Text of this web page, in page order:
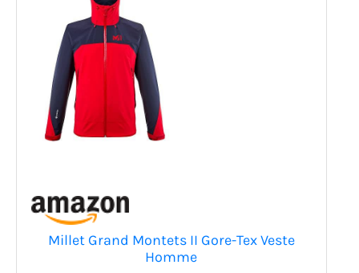
Millet Grand Montets II Gore-Tex Veste
Homme